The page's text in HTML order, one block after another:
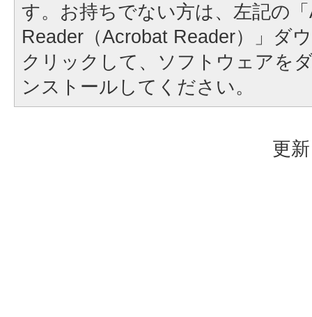
す。お持ちでない方は、左記の
Reader（Acrobat Reader）」ダ
クリックして、ソフトウェアを
ンストールしてください。
更